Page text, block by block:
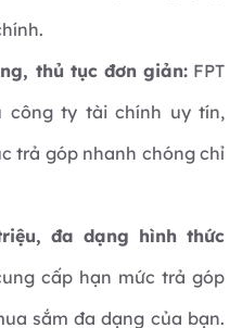
thủ tục đơn giản:FPT
công ty tài chính uy tín,
trả góp nhanh chóng chỉ
đa dạng hình thức
cấp hạn mức trả góp
sắm đa dạng của bạn.